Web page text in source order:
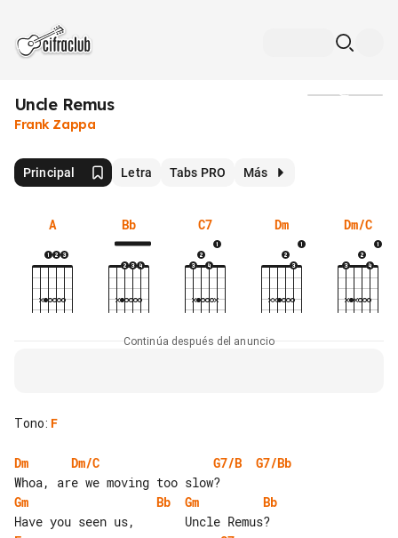
Uncle Remus
Frank Zappa
Principal Letra Tabs PRO Más
A Bb C7 Dm Dm/C
Continúa después del anuncio
Tono: F
Dm Dm/C G7/B
G7/Bb
Gm
Bb Gm
Bb